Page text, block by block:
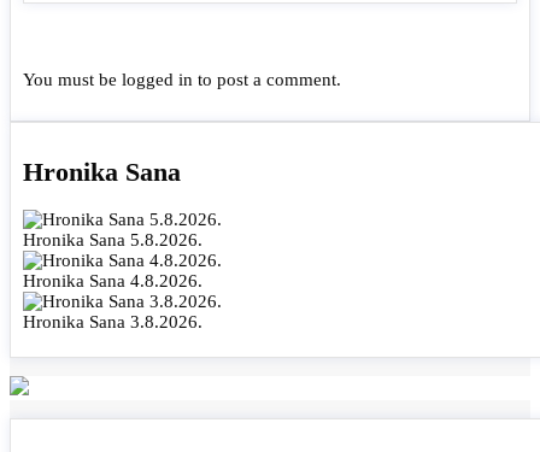
You must be logged in to post a comment.
Hronika Sana
Hronika Sana 5.8.2026.
Hronika Sana 4.8.2026.
Hronika Sana 3.8.2026.